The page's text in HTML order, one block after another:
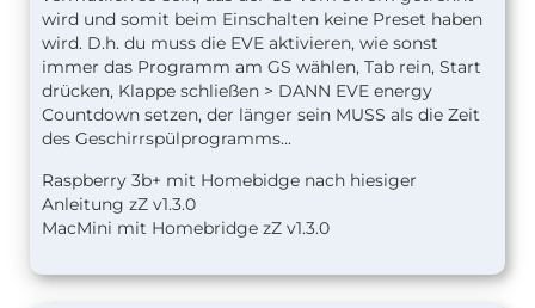
wird und somit beim Einschalten keine Preset haben
wird. D.h. du muss die EVE aktivieren, wie sonst
immer das Programm am GS wählen, Tab rein, Start
drücken, Klappe schließen > DANN EVE energy
Countdown setzen, der länger sein MUSS als die Zeit
des Geschirrspülprogramms...
Raspberry 3b+ mit Homebidge nach hiesiger
Anleitung zZ v1.3.0
MacMini mit Homebridge zZ v1.3.0